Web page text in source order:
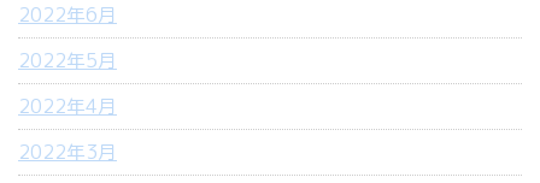
2022年6月
2022年5月
2022年4月
2022年3月